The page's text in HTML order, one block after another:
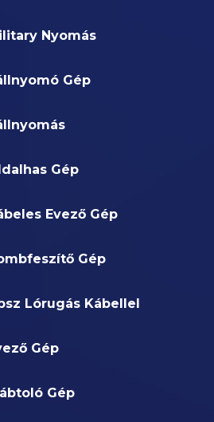
Nyomás
Gép
Gép
Evező Gép
Gép
Lórugás Kábellel
Gép
Gép